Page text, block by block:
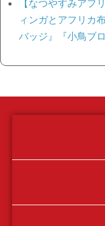
【なつやすみアフ
ィンガとアフリカ
バッジ』『小鳥ブ